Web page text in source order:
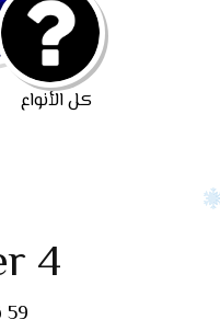
كل الأنواع
4
59 نتيجة بحث